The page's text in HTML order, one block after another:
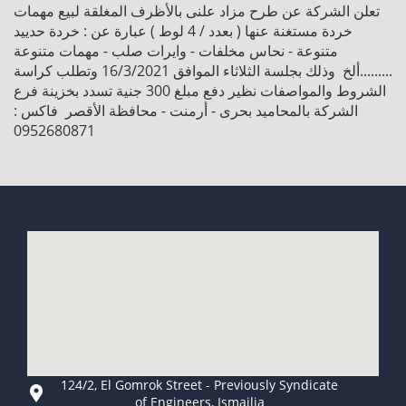
تعلن الشركة عن طرح مزاد علنى بالأظرف المغلقة لبيع مهمات
خردة مستغنة عنها ( بعدد / 4 لوط ) عبارة عن : خردة حدييد
متنوعة - نحاس مخلفات - وايرات صلب - مهمات متنوعة
.........ألخ وذلك بجلسة الثلاثاء الموافق 16/3/2021 وتطلب كراسة
الشروط والمواصفات نظير دفع مبلغ 300 جنية تسدد بخزينة فرع
الشركة بالمحاميد بحرى - أرمنت - محافظة الأقصر فاكس :
124/2, El Gomrok Street - Previously Syndicate
of Engineers, Ismailia